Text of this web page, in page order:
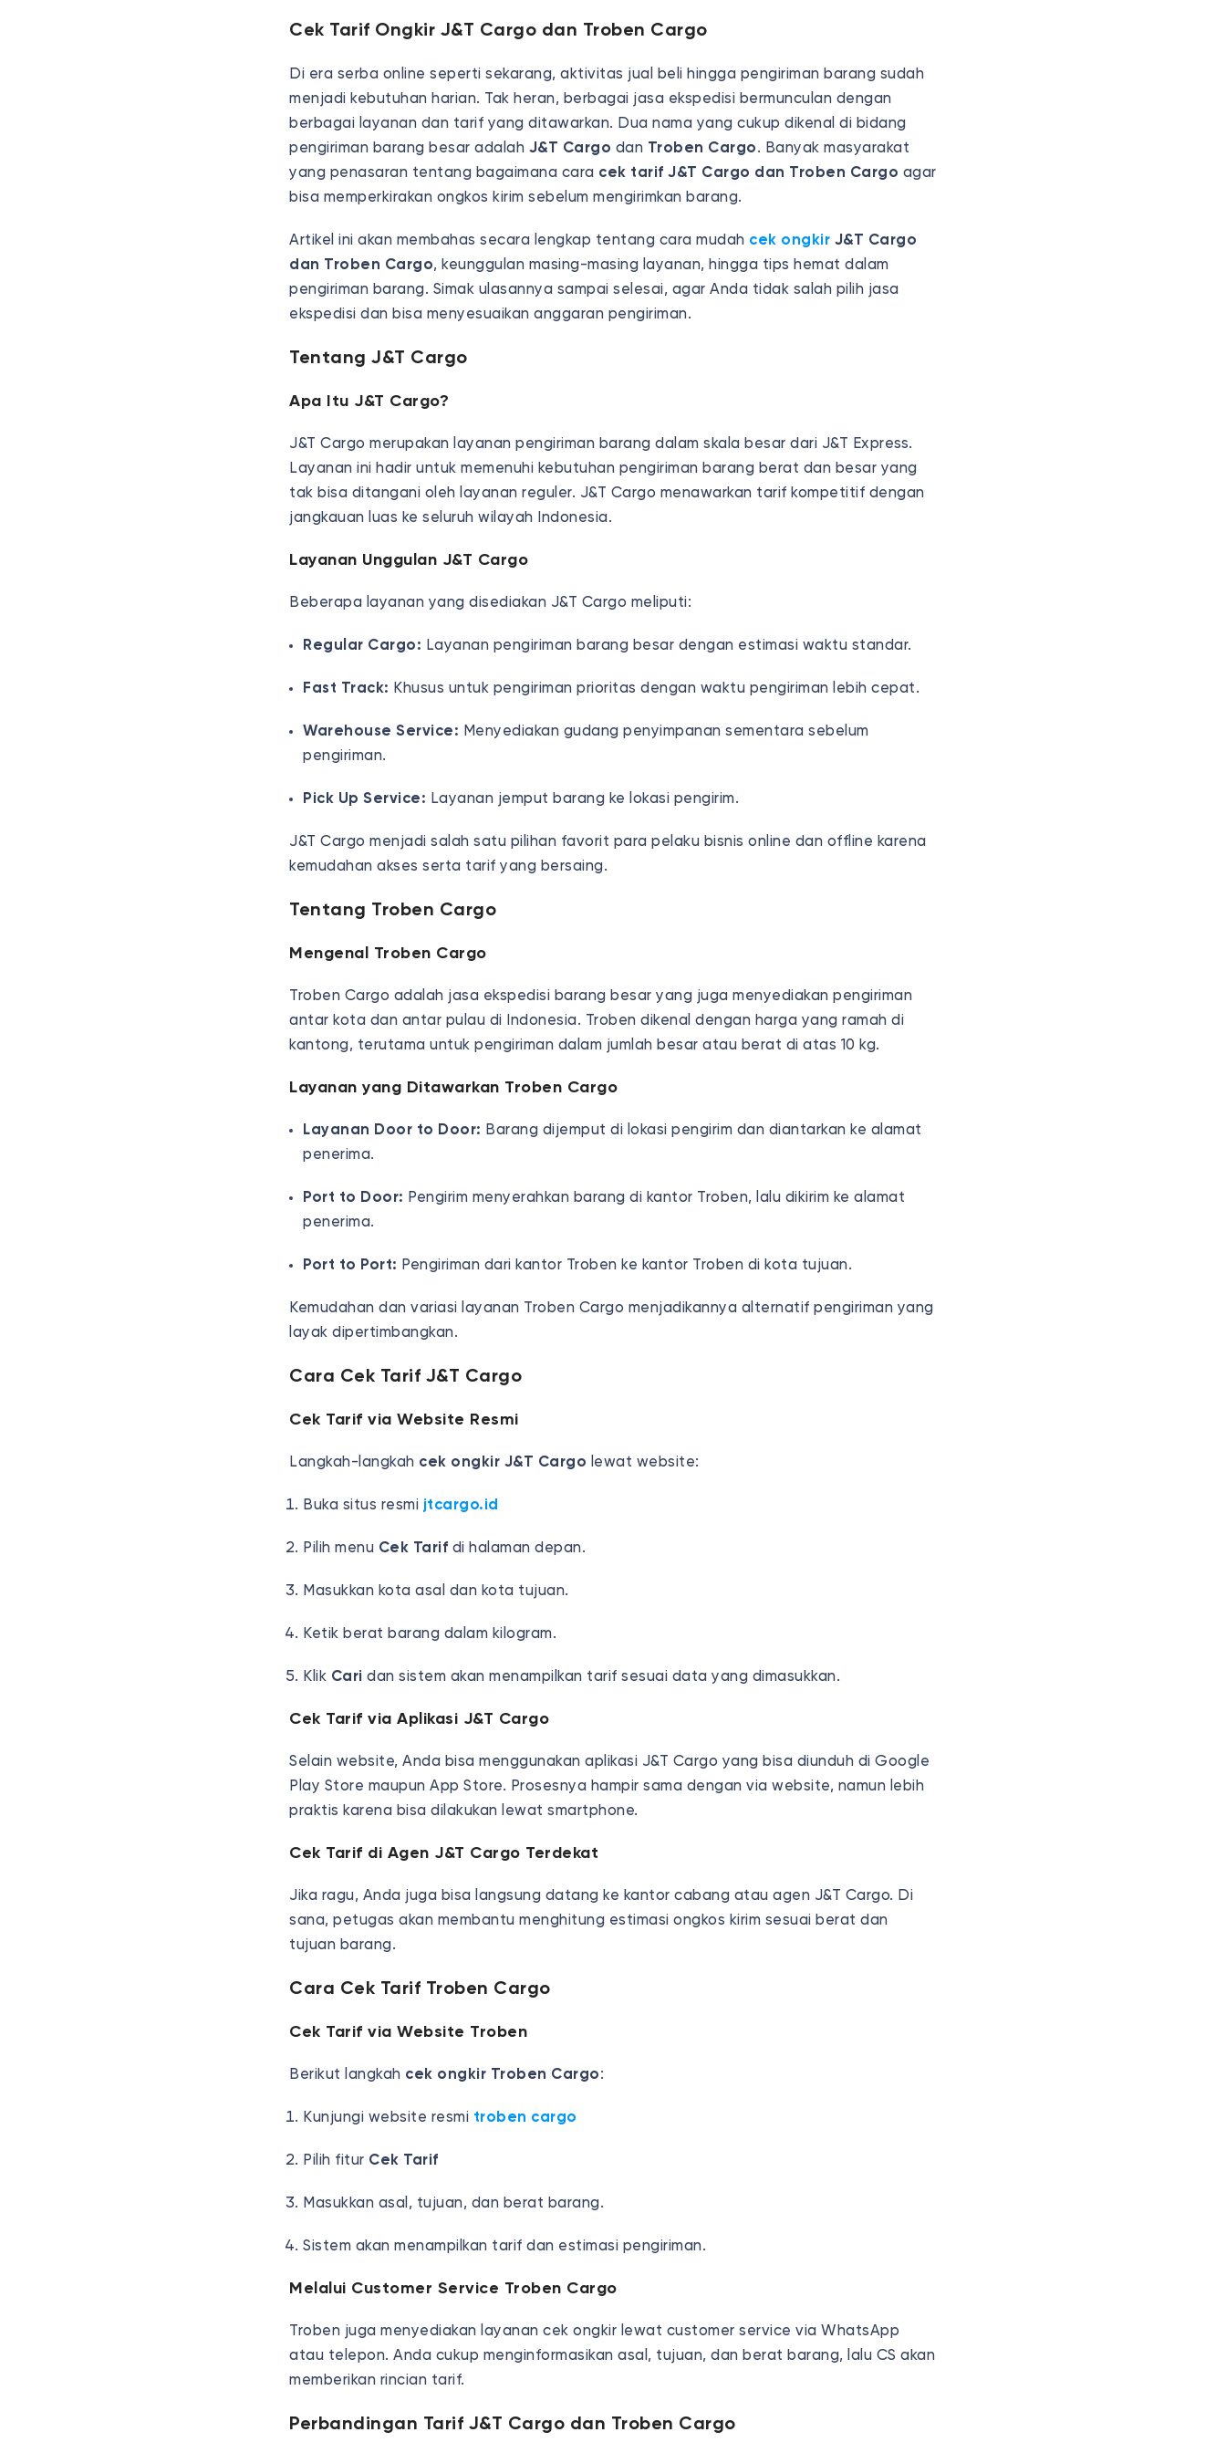
Cek Tarif Ongkir J&T Cargo dan Troben Cargo
Di era serba online seperti sekarang, aktivitas jual beli hingga pengiriman barang sudah
menjadi kebutuhan harian. Tak heran, berbagai jasa ekspedisi bermunculan dengan
berbagai layanan dan tarif yang ditawarkan. Dua nama yang cukup dikenal di bidang
pengiriman barang besar adalah J&T Cargo dan Troben Cargo. Banyak masyarakat
yang penasaran tentang bagaimana cara cek tarif J&T Cargo dan Troben Cargo agar
bisa memperkirakan ongkos kirim sebelum mengirimkan barang.
Artikel ini akan membahas secara lengkap tentang cara mudah cek ongkir J&T Cargo
dan Troben Cargo, keunggulan masing-masing layanan, hingga tips hemat dalam
pengiriman barang. Simak ulasannya sampai selesai, agar Anda tidak salah pilih jasa
ekspedisi dan bisa menyesuaikan anggaran pengiriman.
Tentang J&T Cargo
Apa Itu J&T Cargo?
J&T Cargo merupakan layanan pengiriman barang dalam skala besar dari J&T Express.
Layanan ini hadir untuk memenuhi kebutuhan pengiriman barang berat dan besar yang
tak bisa ditangani oleh layanan reguler. J&T Cargo menawarkan tarif kompetitif dengan
jangkauan luas ke seluruh wilayah Indonesia.
Layanan Unggulan J&T Cargo
Beberapa layanan yang disediakan J&T Cargo meliputi:
Regular Cargo: Layanan pengiriman barang besar dengan estimasi waktu standar.
Fast Track: Khusus untuk pengiriman prioritas dengan waktu pengiriman lebih cepat.
Warehouse Service: Menyediakan gudang penyimpanan sementara sebelum
pengiriman.
Pick Up Service: Layanan jemput barang ke lokasi pengirim.
J&T Cargo menjadi salah satu pilihan favorit para pelaku bisnis online dan offline karena
kemudahan akses serta tarif yang bersaing.
Tentang Troben Cargo
Mengenal Troben Cargo
Troben Cargo adalah jasa ekspedisi barang besar yang juga menyediakan pengiriman
antar kota dan antar pulau di Indonesia. Troben dikenal dengan harga yang ramah di
kantong, terutama untuk pengiriman dalam jumlah besar atau berat di atas 10 kg.
Layanan yang Ditawarkan Troben Cargo
Layanan Door to Door: Barang dijemput di lokasi pengirim dan diantarkan ke alamat
penerima.
Port to Door: Pengirim menyerahkan barang di kantor Troben, lalu dikirim ke alamat
penerima.
Port to Port: Pengiriman dari kantor Troben ke kantor Troben di kota tujuan.
Kemudahan dan variasi layanan Troben Cargo menjadikannya alternatif pengiriman yang
layak dipertimbangkan.
Cara Cek Tarif J&T Cargo
Cek Tarif via Website Resmi
Langkah-langkah cek ongkir J&T Cargo lewat website:
Buka situs resmi jtcargo.id
Pilih menu Cek Tarif di halaman depan.
Masukkan kota asal dan kota tujuan.
Ketik berat barang dalam kilogram.
Klik Cari dan sistem akan menampilkan tarif sesuai data yang dimasukkan.
Cek Tarif via Aplikasi J&T Cargo
Selain website, Anda bisa menggunakan aplikasi J&T Cargo yang bisa diunduh di Google
Play Store maupun App Store. Prosesnya hampir sama dengan via website, namun lebih
praktis karena bisa dilakukan lewat smartphone.
Cek Tarif di Agen J&T Cargo Terdekat
Jika ragu, Anda juga bisa langsung datang ke kantor cabang atau agen J&T Cargo. Di
sana, petugas akan membantu menghitung estimasi ongkos kirim sesuai berat dan
tujuan barang.
Cara Cek Tarif Troben Cargo
Cek Tarif via Website Troben
Berikut langkah cek ongkir Troben Cargo:
Kunjungi website resmi troben cargo
Pilih fitur Cek Tarif
Masukkan asal, tujuan, dan berat barang.
Sistem akan menampilkan tarif dan estimasi pengiriman.
Melalui Customer Service Troben Cargo
Troben juga menyediakan layanan cek ongkir lewat customer service via WhatsApp
atau telepon. Anda cukup menginformasikan asal, tujuan, dan berat barang, lalu CS akan
memberikan rincian tarif.
Perbandingan Tarif J&T Cargo dan Troben Cargo